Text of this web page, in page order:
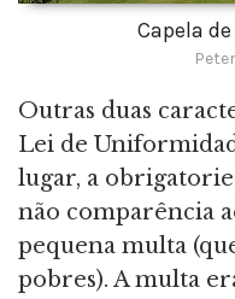
Capela
Outras duas
Lei de
lugar, a
não comparência
pequena multa
pobres). A multa